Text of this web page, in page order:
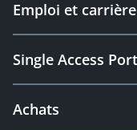
Emploi et carrière
Single Access
Achats